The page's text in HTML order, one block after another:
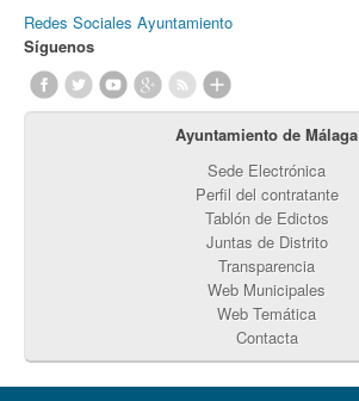
Redes Sociales Ayuntamiento
Síguenos
Ayuntamiento de Málaga
Sede Electrónica
Perfil del contratante
Tablón de Edictos
Juntas de Distrito
Transparencia
Web Municipales
Web Temática
Contacta